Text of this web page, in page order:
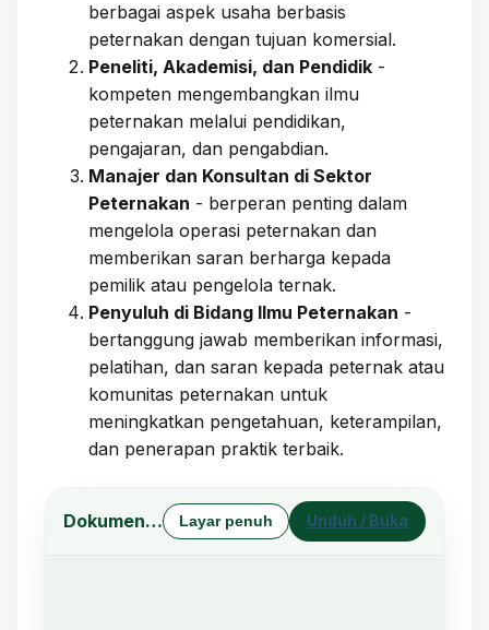
berbagai aspek usaha berbasis
peternakan dengan tujuan komersial.
Peneliti, Akademisi, dan Pendidik -
kompeten mengembangkan ilmu
peternakan melalui pendidikan,
pengajaran, dan pengabdian.
Manajer dan Konsultan di Sektor
Peternakan - berperan penting dalam
mengelola operasi peternakan dan
memberikan saran berharga kepada
pemilik atau pengelola ternak.
Penyuluh di Bidang Ilmu Peternakan -
bertanggung jawab memberikan informasi,
pelatihan, dan saran kepada peternak atau
komunitas peternakan untuk
meningkatkan pengetahuan, keterampilan,
dan penerapan praktik terbaik.
Dokumen Profil Lulusan (Unduh PDF) Layar penuh Unduh / Buka